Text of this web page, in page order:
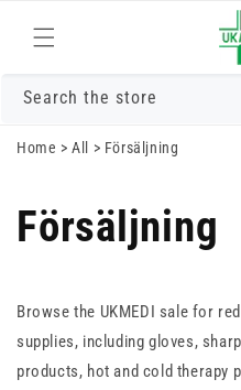
innehåll
Search the store
Home >All > Försäljning
Försäljning
Browse the UKMEDI sale for
supplies, including gloves,
products, hot and cold therapy